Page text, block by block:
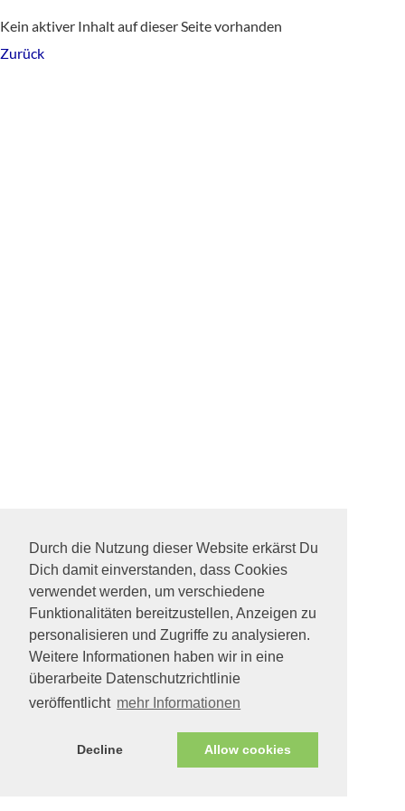
Durch die Nutzung dieser Website erkärst Du
Dich damit einverstanden, dass Cookies
verwendet werden, um verschiedene
Funktionalitäten bereitzustellen, Anzeigen zu
personalisieren und Zugriffe zu analysieren.
Weitere Informationen haben wir in eine
überarbeite Datenschutzrichtlinie
veröffentlicht mehr Informationen
Decline Allow cookies
Kein aktiver Inhalt auf dieser Seite vorhanden
Zurück